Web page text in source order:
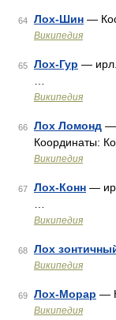
64 Лох-Шин —
Википедия
65 Лох-Гур — ирл.
Википедия
66 Лох Ломонд —
Координаты:
Википедия
67 Лох-Конн —
Википедия
68 Лох
Википедия
69 Лох-Морар —
Википедия